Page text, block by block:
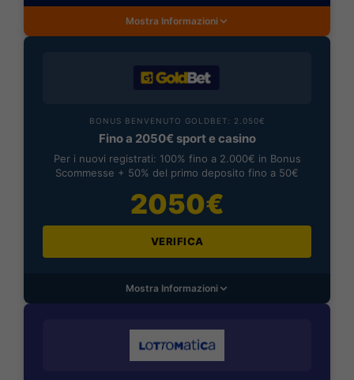
Mostra Informazioni
BONUS BENVENUTO GOLDBET: 2.050€
Fino a 2050€ sport e casino
Per i nuovi registrati: 100% fino a 2.000€ in Bonus
Scommesse + 50% del primo deposito fino a 50€
2050€
VERIFICA
Mostra Informazioni